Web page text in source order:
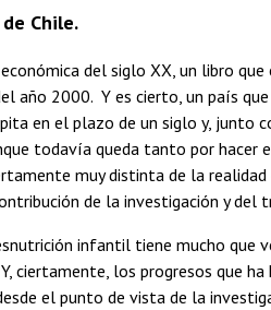
Chile.
del siglo XX, un libro
año 2000. Y es cierto, un país
en el plazo de un siglo y,
todavía queda tanto por
muy distinta de la
de la investigación y del
infantil tiene mucho que
ciertamente, los progresos que
el punto de vista de la